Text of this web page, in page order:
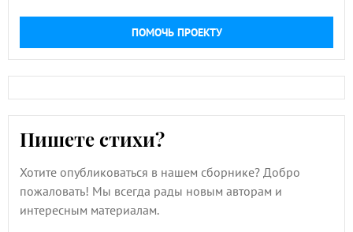
ПОМОЧЬ ПРОЕКТУ
Пишете стихи?
Хотите опубликоваться в нашем сборнике? Добро
пожаловать! Мы всегда рады новым авторам и
интересным материалам.